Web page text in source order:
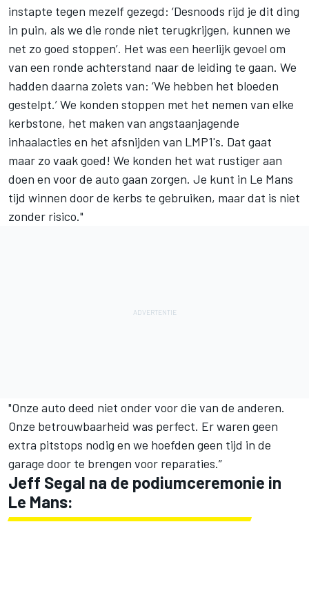
instapte tegen mezelf gezegd: ‘Desnoods rijd je dit ding
in puin, als we die ronde niet terugkrijgen, kunnen we
net zo goed stoppen’. Het was een heerlijk gevoel om
van een ronde achterstand naar de leiding te gaan. We
hadden daarna zoiets van: ‘We hebben het bloeden
gestelpt.’ We konden stoppen met het nemen van elke
kerbstone, het maken van angstaanjagende
inhaalacties en het afsnijden van LMP1's. Dat gaat
maar zo vaak goed! We konden het wat rustiger aan
doen en voor de auto gaan zorgen. Je kunt in Le Mans
tijd winnen door de kerbs te gebruiken, maar dat is niet
zonder risico."
"Onze auto deed niet onder voor die van de anderen.
Onze betrouwbaarheid was perfect. Er waren geen
extra pitstops nodig en we hoefden geen tijd in de
garage door te brengen voor reparaties.”
Jeff Segal na de podiumceremonie in
Le Mans: